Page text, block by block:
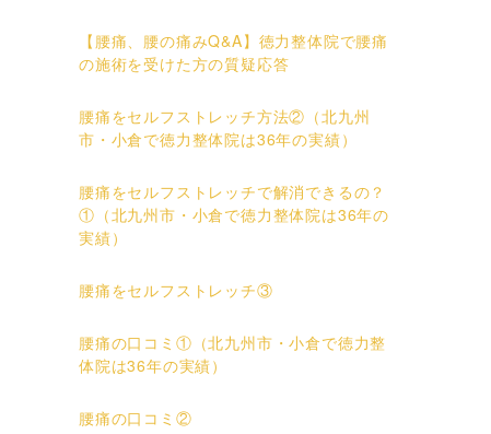
【腰痛、腰の痛みQ&A】徳力整体院で腰痛
の施術を受けた方の質疑応答
腰痛をセルフストレッチ方法②（北九州
市・小倉で徳力整体院は36年の実績）
腰痛をセルフストレッチで解消できるの？
①（北九州市・小倉で徳力整体院は36年の
実績）
腰痛をセルフストレッチ③
腰痛の口コミ①（北九州市・小倉で徳力整
体院は36年の実績）
腰痛の口コミ②